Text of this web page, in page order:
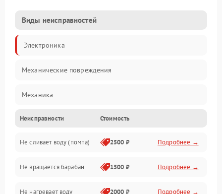
Виды неисправностей
Электроника
Механические повреждения
Механика
Электропитание
Водоснабжение
Слив
Неисправности Стоимость
Не сливает воду (помпа) 2500 ₽ Подробнее →
Не вращается барабан 1500 ₽ Подробнее →
Не нагревает воду 2000 ₽ Подробнее →